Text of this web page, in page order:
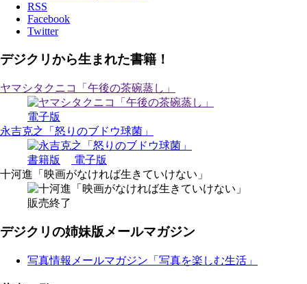
RSS
Facebook
Twitter
デジクリから生まれた書籍！
ヤマシタクニコ「午後の茶碗蒸し」
電子版
永吉克之「怒りのブドウ球菌」
書籍版
電子版
十河進「映画がなければ生きていけない」
販売終了
デジクリの姉妹版メールマガジン
写真情報メールマガジン「写真を楽しむ生活」